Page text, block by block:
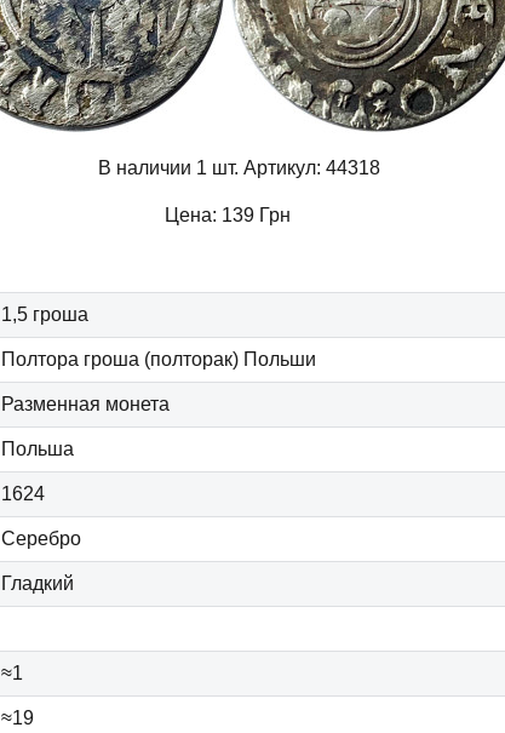
В наличии 1 шт. Артикул: 44318
Цена: 139 Грн
1,5 гроша
Полтора гроша (полторак) Польши
Разменная монета
Польша
1624
Серебро
Гладкий
≈1
≈19